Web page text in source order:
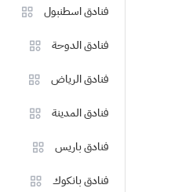
فنادق اسطنبول
فنادق الدوحة
فنادق الرياض
فنادق المدينة
فنادق باريس
فنادق بانكوك